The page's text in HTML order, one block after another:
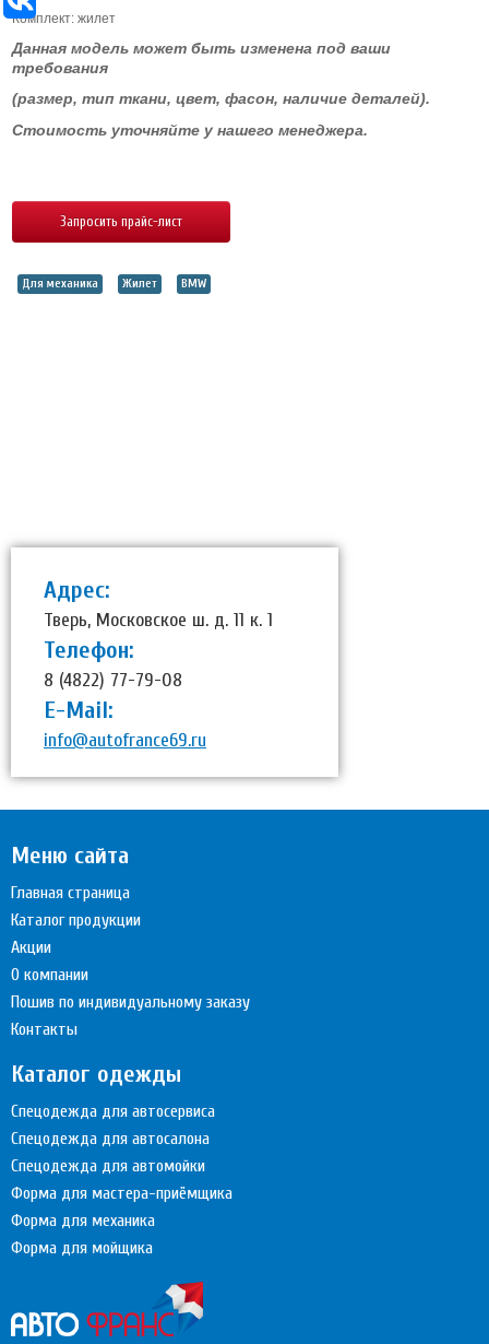
Комплект: жилет
Данная модель может быть изменена под ваши
требования
(размер, тип ткани, цвет, фасон, наличие деталей).
Стоимость уточняйте у нашего менеджера.
Запросить прайс-лист
Для механика Жилет BMW
Адрес:
Тверь, Московское ш. д. 11 к. 1
Телефон:
8 (4822) 77-79-08
E-Mail:
info@autofrance69.ru
Меню сайта
Главная страница
Каталог продукции
Акции
О компании
Пошив по индивидуальному заказу
Контакты
Каталог одежды
Спецодежда для автосервиса
Спецодежда для автосалона
Спецодежда для автомойки
Форма для мастера-приёмщика
Форма для механика
Форма для мойщика